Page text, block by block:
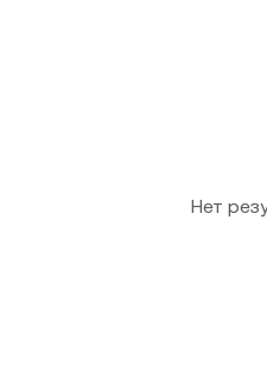
Нет